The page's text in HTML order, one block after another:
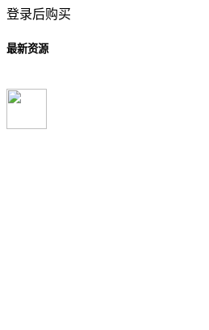
登录后购买
最新资源